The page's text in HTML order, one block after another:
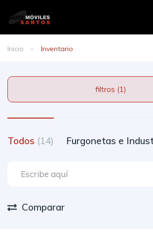
Inicio Inventario
filtros (1)
Todos (14) Furgonetas e
Comparar